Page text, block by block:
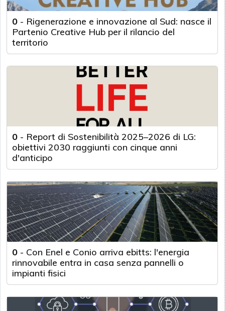
0 - Rigenerazione e innovazione al Sud: nasce il
Partenio Creative Hub per il rilancio del
territorio
0 - Report di Sostenibilità 2025–2026 di LG:
obiettivi 2030 raggiunti con cinque anni
d'anticipo
0 - Con Enel e Conio arriva ebitts: l'energia
rinnovabile entra in casa senza pannelli o
impianti fisici